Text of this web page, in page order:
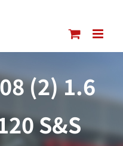
(2) 1.6
S&S